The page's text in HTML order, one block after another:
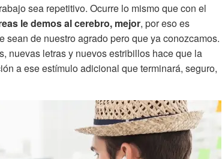
sea repetitivo. Ocurre lo mismo que con el
le demos al cerebro, mejor, por eso es
sean de nuestro agrado pero que ya conozcamos.
nuevas letras y nuevos estribillos hace que la
a ese estímulo adicional que terminará, seguro,